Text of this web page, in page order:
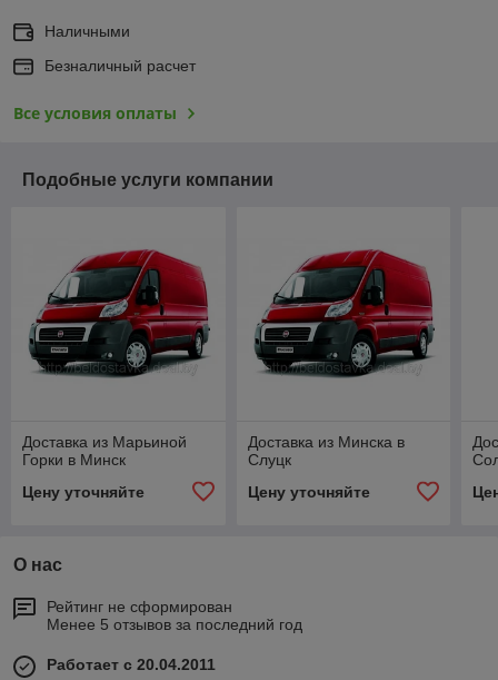
Наличными
Безналичный расчет
Все условия оплаты
Подобные услуги компании
Доставка из Марьиной
Горки в Минск
Цену уточняйте
Доставка из Минска в
Слуцк
Цену уточняйте
О нас
Рейтинг не сформирован
Менее 5 отзывов за последний год
Работает с 20.04.2011